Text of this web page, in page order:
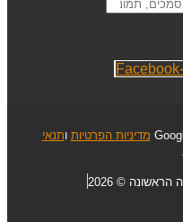
מדיניות הפרטיות ותנאי
© 2026